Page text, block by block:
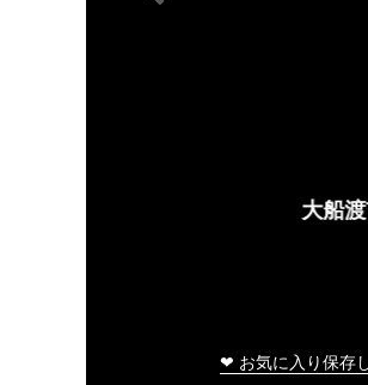
大船渡市民文化会館
❤ お気に入り保存